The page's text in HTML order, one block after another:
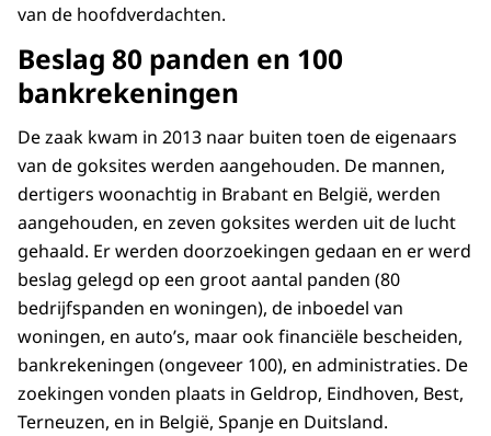
van de hoofdverdachten.
Beslag 80 panden en 100
bankrekeningen
De zaak kwam in 2013 naar buiten toen de eigenaars
van de goksites werden aangehouden. De mannen,
dertigers woonachtig in Brabant en België, werden
aangehouden, en zeven goksites werden uit de lucht
gehaald. Er werden doorzoekingen gedaan en er werd
beslag gelegd op een groot aantal panden (80
bedrijfspanden en woningen), de inboedel van
woningen, en auto’s, maar ook financiële bescheiden,
bankrekeningen (ongeveer 100), en administraties. De
zoekingen vonden plaats in Geldrop, Eindhoven, Best,
Terneuzen, en in België, Spanje en Duitsland.